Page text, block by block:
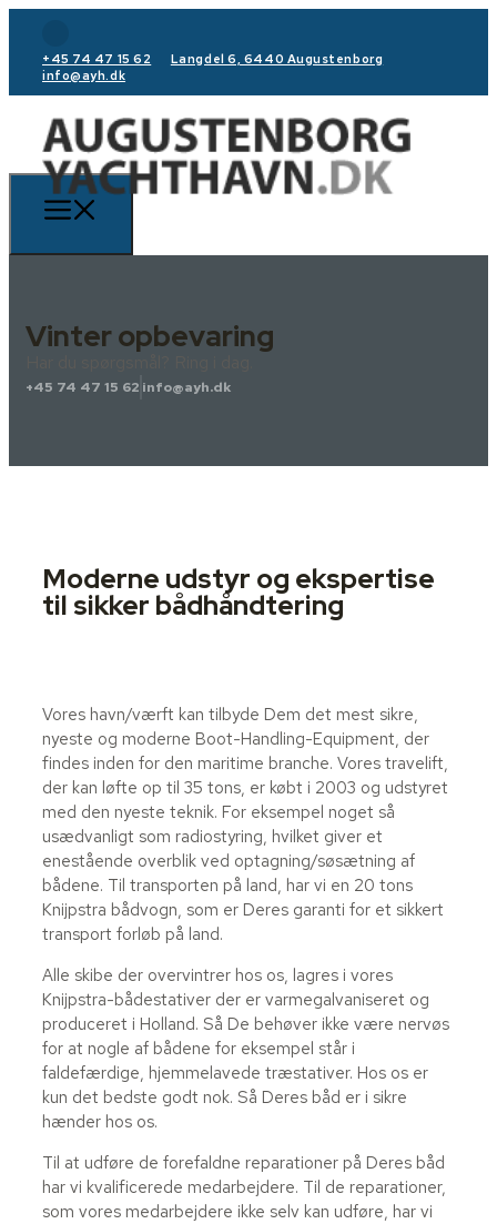
+45 74 47 15 62
Langdel 6, 6440 Augustenborg
info@ayh.dk
Vinter opbevaring
+45 74 47 15 62 info@ayh.dk
Moderne udstyr og ekspertise
til sikker bådhåndtering
Vores havn/værft kan tilbyde Dem det mest sikre,
nyeste og moderne Boot-Handling-Equipment, der
findes inden for den maritime branche. Vores travelift,
der kan løfte op til 35 tons, er købt i 2003 og udstyret
med den nyeste teknik. For eksempel noget så
usædvanligt som radiostyring, hvilket giver et
enestående overblik ved optagning/søsætning af
bådene. Til transporten på land, har vi en 20 tons
Knijpstra bådvogn, som er Deres garanti for et sikkert
transport forløb på land.
Alle skibe der overvintrer hos os, lagres i vores
Knijpstra-bådestativer der er varmegalvaniseret og
produceret i Holland. Så De behøver ikke være nervøs
for at nogle af bådene for eksempel står i
faldefærdige, hjemmelavede træstativer. Hos os er
kun det bedste godt nok. Så Deres båd er i sikre
hænder hos os.
Til at udføre de forefaldne reparationer på Deres båd
har vi kvalificerede medarbejdere. Til de reparationer,
som vores medarbejdere ikke selv kan udføre, har vi